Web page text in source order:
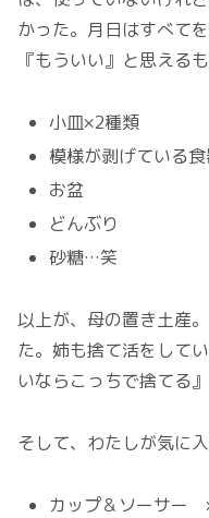
かった。月日はすべて
『もういい』と思える
小皿×2種類
模様が剥げている食
お盆
どんぶり
砂糖…笑
以上が、母の置き土産
た。姉も捨て活をして
いならこっちで捨てる
そして、わたしが気に
カップ＆ソーサー